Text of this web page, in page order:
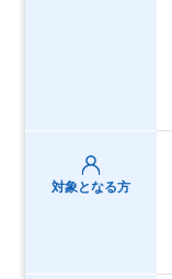
対象となる方